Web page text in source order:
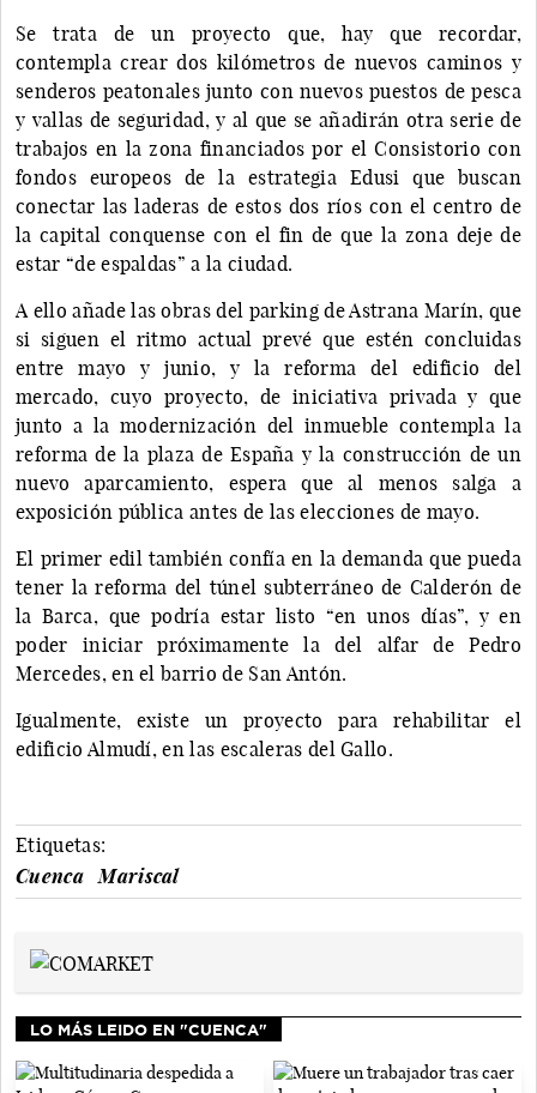
Se trata de un proyecto que, hay que recordar,
contempla crear dos kilómetros de nuevos caminos y
senderos peatonales junto con nuevos puestos de pesca
y vallas de seguridad, y al que se añadirán otra serie de
trabajos en la zona financiados por el Consistorio con
fondos europeos de la estrategia Edusi que buscan
conectar las laderas de estos dos ríos con el centro de
la capital conquense con el fin de que la zona deje de
estar “de espaldas” a la ciudad.
A ello añade las obras del parking de Astrana Marín, que
si siguen el ritmo actual prevé que estén concluidas
entre mayo y junio, y la reforma del edificio del
mercado, cuyo proyecto, de iniciativa privada y que
junto a la modernización del inmueble contempla la
reforma de la plaza de España y la construcción de un
nuevo aparcamiento, espera que al menos salga a
exposición pública antes de las elecciones de mayo.
El primer edil también confía en la demanda que pueda
tener la reforma del túnel subterráneo de Calderón de
la Barca, que podría estar listo “en unos días”, y en
poder iniciar próximamente la del alfar de Pedro
Mercedes, en el barrio de San Antón.
Igualmente, existe un proyecto para rehabilitar el
edificio Almudí, en las escaleras del Gallo.
Etiquetas:
Cuenca
Mariscal
LO MÁS LEIDO EN "CUENCA"